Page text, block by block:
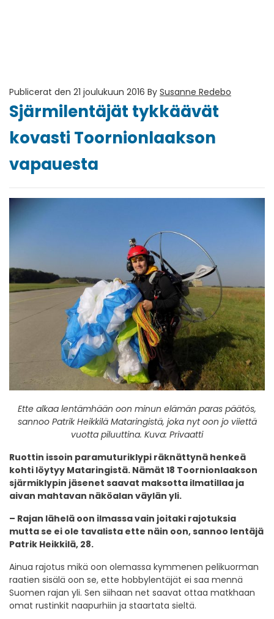
Publicerat den 21 joulukuun 2016 By Susanne Redebo
Sjärmilentäjät tykkäävät
kovasti Toornionlaakson
vapauesta
Ette alkaa lentämhään oon minun elämän paras päätös,
sannoo Patrik Heikkilä Mataringistä, joka nyt oon jo viiettä
vuotta piluuttina. Kuva: Privaatti
Ruottin issoin paramuturiklypi räknättynä henkeä
kohti löytyy Mataringistä. Nämät 18 Toornionlaakson
sjärmiklypin jäsenet saavat maksotta ilmatillaa ja
aivan mahtavan näköalan väylän yli.
– Rajan lähelä oon ilmassa vain joitaki rajotuksia
mutta se ei ole tavalista ette näin oon, sannoo lentäjä
Patrik Heikkilä, 28.
Ainua rajotus mikä oon olemassa kymmenen pelikuorman
raatien sisälä oon se, ette hobbylentäjät ei saa mennä
Suomen rajan yli. Sen siihaan net saavat ottaa matkhaan
omat rustinkit naapurhiin ja staartata sieltä.